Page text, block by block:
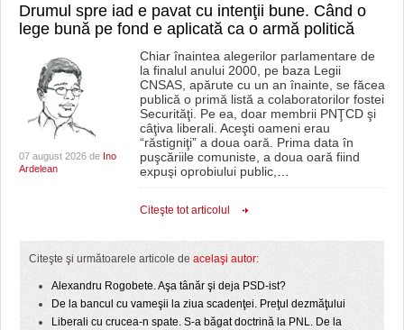
Drumul spre iad e pavat cu intenţii bune. Când o
lege bună pe fond e aplicată ca o armă politică
07 august 2026 de Ino
Ardelean
Chiar înaintea alegerilor parlamentare de
la finalul anului 2000, pe baza Legii
CNSAS, apărute cu un an înainte, se făcea
publică o primă listă a colaboratorilor fostei
Securităţi. Pe ea, doar membrii PNŢCD şi
câţiva liberali. Aceşti oameni erau
“răstigniţi” a doua oară. Prima data în
puşcăriile comuniste, a doua oară fiind
expuşi oprobiului public,
Citeşte tot articolul
Citeşte şi următoarele articole de acelaşi autor:
Alexandru Rogobete. Aşa tânăr şi deja PSD-ist?
De la bancul cu vameşii la ziua scadenţei. Preţul dezmăţului
Liberali cu crucea-n spate. S-a băgat doctrină la PNL. De la